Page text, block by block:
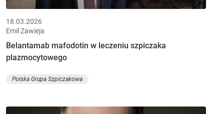
18.03.2026
Emil Zawieja
Belantamab mafodotin w leczeniu szpiczaka
plazmocytowego
Polska Grupa Szpiczakowa